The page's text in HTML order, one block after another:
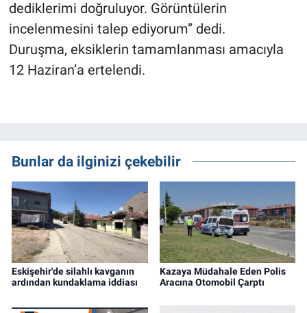
dediklerimi doğruluyor. Görüntülerin
incelenmesini talep ediyorum” dedi.
Duruşma, eksiklerin tamamlanması amacıyla
12 Haziran’a ertelendi.
Bunlar da ilginizi çekebilir
Eskişehir'de silahlı kavganın
ardından kundaklama iddiası
Kazaya Müdahale Eden Polis
Aracına Otomobil Çarptı